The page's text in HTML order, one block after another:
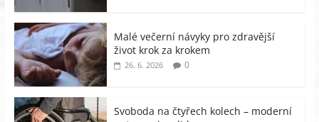
Malé večerní návyky pro zdravější
život krok za krokem
26. 6. 2026 0
Svoboda na čtyřech kolech – moderní